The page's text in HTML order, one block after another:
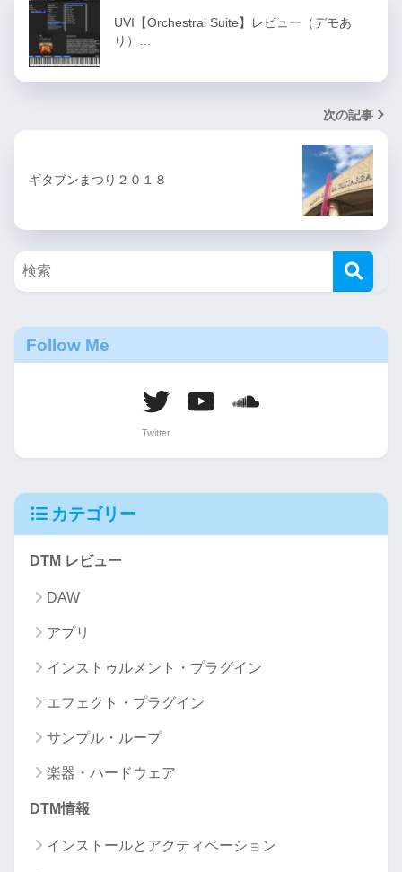
UVI【Orchestral Suite】レビュー（デモあ
り）…
次の記事
ギタブンまつり２０１８
Follow Me
カテゴリー
DTM レビュー
DAW
アプリ
インストゥルメント・プラグイン
エフェクト・プラグイン
サンプル・ループ
楽器・ハードウェア
DTM情報
インストールとアクティベーション